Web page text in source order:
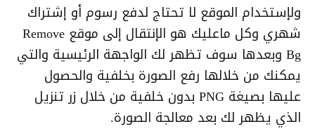
ولإستخدام الموقع لا تحتاج لدفع رسوم أو إشتراك
شهري وكل ماعليك هو الإنتقال إلى موقع Remove
Bg وبعدها سوف تظهر لك الواجهة الرئيسية والتي
يمكنك من خلالها رفع الصورة بخلفية والحصول
عليها بصيغة PNG بدون خلفية من خلال زر تنزيل
الذي يظهر لك بعد معالجة الصورة.